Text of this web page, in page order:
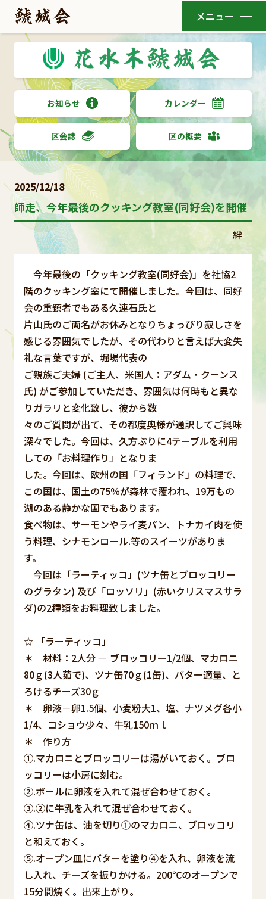
お知らせ カレンダー
区会誌 区の概要
2025/12/18
師走、今年最後のクッキング教室(同好会)を開催
絆
今年最後の「クッキング教室(同好会)」を社協2
階のクッキング室にて開催しました。今回は、同好
会の重鎮者でもある久連石氏と
片山氏のご両名がお休みとなりちょっぴり寂しさを
感じる雰囲気でしたが、その代わりと言えば大変失
礼な言葉ですが、堀場代表の
ご親族ご夫婦 (ご主人、米国人：アダム・クーンス
氏) がご参加していただき、雰囲気は何時もと異な
りガラリと変化致し、彼から数
々のご質問が出て、その都度奥様が通訳してご興味
深々でした。今回は、久方ぶりに4テーブルを利用
しての「お料理作り」となりま
した。今回は、欧州の国「フィランド」の料理で、
この国は、国土の75％が森林で覆われ、19万もの
湖のある静かな国でもあります。
食べ物は、サーモンやライ麦パン、トナカイ肉を使
う料理、シナモンロール.等のスイーツがありま
す。
今回は「ラーティッコ」(ツナ缶とブロッコリー
のグラタン) 及び「ロッソリ」(赤いクリスマスサラ
ダ)の2種類をお料理致しました。
☆ 「ラーティッコ」
＊ 材料：2人分 － ブロッコリー1/2個、マカロニ
80ｇ(3人茹で)、ツナ缶70ｇ(1缶)、バター適量、と
ろけるチーズ30ｇ
＊ 卵液－卵1.5個、小麦粉大1、塩、ナツメグ各小
1/4、コショウ少々、牛乳150ｍｌ
＊ 作り方
①.マカロニとブロッコリーは湯がいておく。ブロ
ッコリーは小房に刻む。
②.ボールに卵液を入れて混ぜ合わせておく。
③.②に牛乳を入れて混ぜ合わせておく。
④.ツナ缶は、油を切り①のマカロニ、ブロッコリ
と和えておく。
⑤.オープン皿にバターを塗り④を入れ、卵液を流
し入れ、チーズを振りかける。200℃のオープンで
15分間焼く。出来上がり。